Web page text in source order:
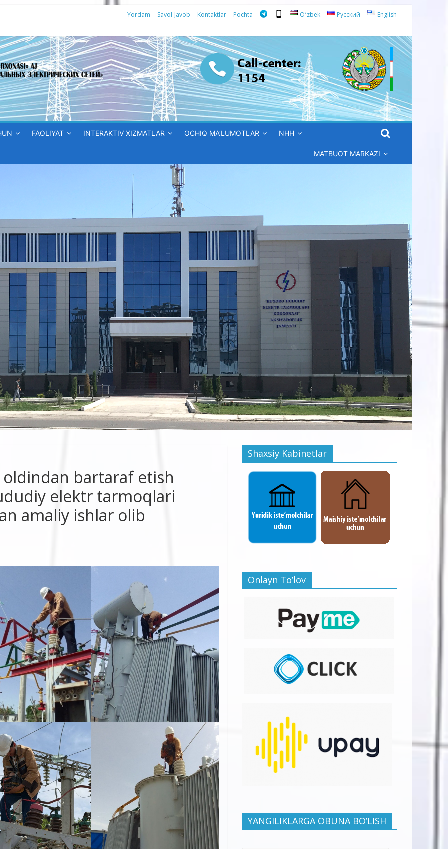
Yordam Savol-Javob Kontaktlar Pochta Oʻzbek Русский English
FAOLIYAT INTERAKTIV XIZMATLAR OCHIQ MA’LUMOTLAR NHH
MATBUOT MARKAZI
bartaraf etish
elektr tarmoqlari
amaliy ishlar olib
Shaxsiy Kabinetlar
Onlayn To’lov
YANGILIKLARGA OBUNA BO’LISH